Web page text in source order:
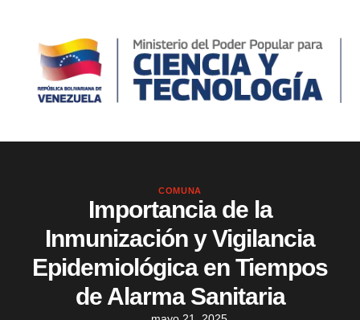
COMUNA
Importancia de la
Inmunización y Vigilancia
Epidemiológica en Tiempos
de Alarma Sanitaria